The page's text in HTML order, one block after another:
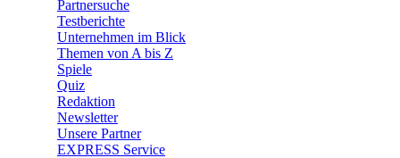
Partnersuche
Testberichte
Unternehmen im Blick
Themen von A bis Z
Spiele
Quiz
Redaktion
Newsletter
Unsere Partner
EXPRESS Service